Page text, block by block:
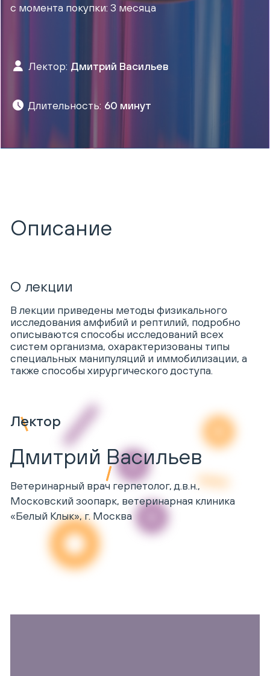
с момента покупки: 3 месяца
Лектор: Дмитрий Васильев
Длительность: 60 минут
Описание
О лекции
В лекции приведены методы физикального
исследования амфибий и рептилий, подробно
описываются способы исследований всех
систем организма, охарактеризованы типы
специальных манипуляций и иммобилизации, а
также способы хирургического доступа.
Лектор
Дмитрий Васильев
Ветеринарный врач герпетолог, д.в.н.,
Московский зоопарк, ветеринарная клиника
«Белый Клык», г. Москва